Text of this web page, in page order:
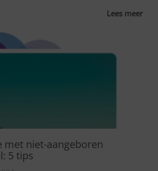
Lees meer
met niet-aangeboren
5 tips